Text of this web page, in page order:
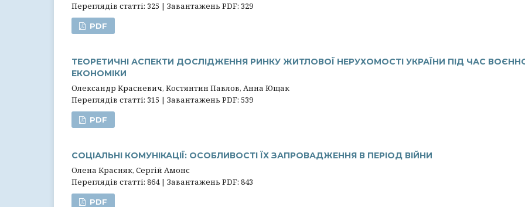
Переглядів статті: 325 | Завантажень PDF: 329
PDF
ТЕОРЕТИЧНІ АСПЕКТИ ДОСЛІДЖЕННЯ РИНКУ ЖИТЛОВОЇ НЕРУХОМОСТІ УКРАЇНИ ПІД ЧАС
ЕКОНОМІКИ
Олександр Красневич, Костянтин Павлов, Анна Ющак
Переглядів статті: 315 | Завантажень PDF: 539
PDF
СОЦІАЛЬНІ КОМУНІКАЦІЇ: ОСОБЛИВОСТІ ЇХ ЗАПРОВАДЖЕННЯ В ПЕРІОД ВІЙНИ
Олена Красняк, Сергій Амонс
Переглядів статті: 864 | Завантажень PDF: 843
PDF